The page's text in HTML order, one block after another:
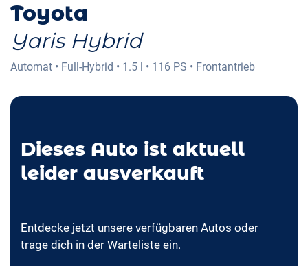
Toyota
Yaris Hybrid
Automat • Full-Hybrid • 1.5 l • 116 PS • Frontantrieb
Dieses Auto ist aktuell
leider ausverkauft
Entdecke jetzt unsere verfügbaren Autos oder
trage dich in der Warteliste ein.